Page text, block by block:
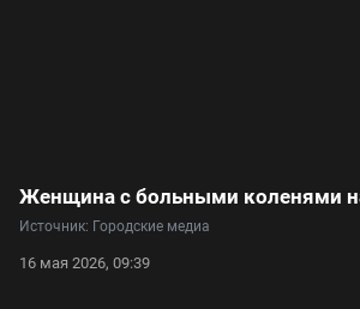
Источник: Городские медиа
16 мая 2026, 09:39